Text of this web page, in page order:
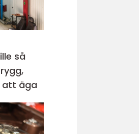
att äga